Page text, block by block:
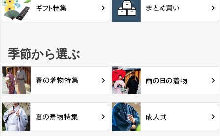
季節から選ぶ